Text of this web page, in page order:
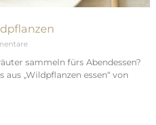
sammeln fürs Abendessen?
aus „Wildpflanzen essen“ von